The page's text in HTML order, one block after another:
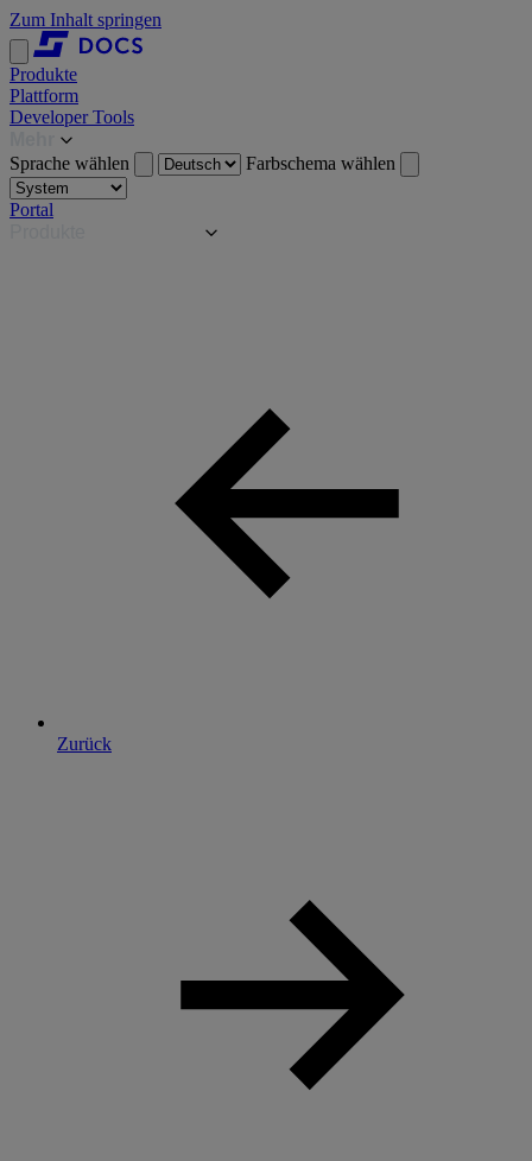
Zum Inhalt springen
Produkte
Plattform
Developer Tools
Sprache wählen
Farbschema wählen
Portal
Zurück